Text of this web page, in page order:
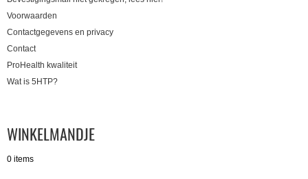
Voorwaarden
Contactgegevens en privacy
Contact
ProHealth kwaliteit
Wat is 5HTP?
WINKELMANDJE
0 items